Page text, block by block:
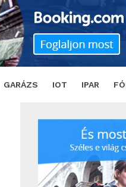
GARÁZS IOT IPAR
SHARE TWEET